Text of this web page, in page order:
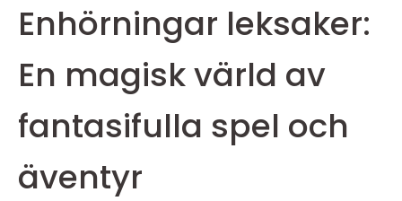
Enhörningar leksaker:
En magisk värld av
fantasifulla spel och
äventyr